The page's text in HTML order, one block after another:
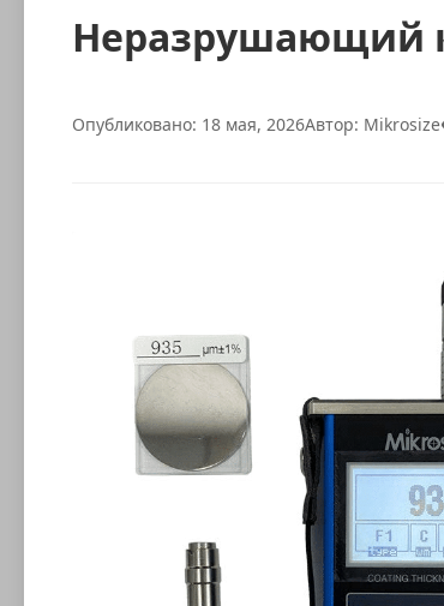
Неразрушающий
Опубликовано: 18 мая, 2026Автор: Mikrosize